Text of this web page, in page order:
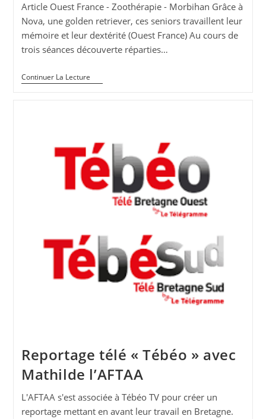
Article Ouest France - Zoothérapie - Morbihan Grâce à
Nova, une golden retriever, ces seniors travaillent leur
mémoire et leur dextérité (Ouest France) Au cours de
trois séances découverte réparties…
Continuer La LectureArticle
Ouest
Reportage télé « Tébéo » avec
Mathilde l’AFTAA
L'AFTAA s'est associée à Tébéo TV pour créer un
reportage mettant en avant leur travail en Bretagne.